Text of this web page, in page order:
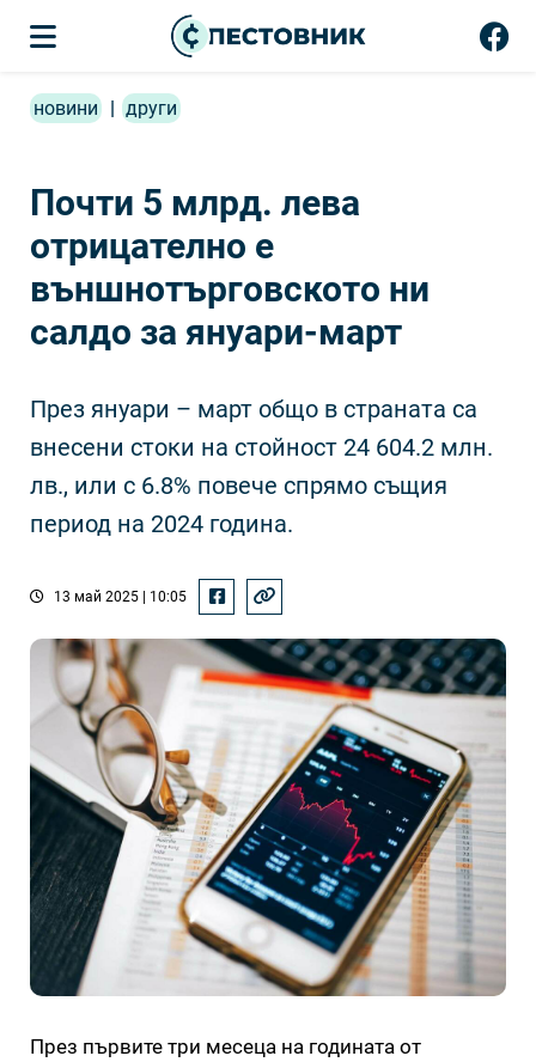
новини | други
Почти 5 млрд. лева
отрицателно е
външнотърговското ни
салдо за януари-март
През януари – март общо в страната са
внесени стоки на стойност 24 604.2 млн.
лв., или с 6.8% повече спрямо същия
период на 2024 година.
13 май 2025 | 10:05
През първите три месеца на годината от